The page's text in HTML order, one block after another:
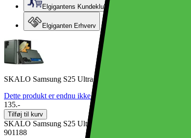
Elgigantens Kundeklub
Elgiganten Erhverv
SKALO Samsung S25 Ultra Armor Kortholder Cover - Grøn
Dette produkt er endnu ikke blevet bedømt.
135.-
Tilføj til kurv
SKALO Samsung S25 Ultra Armor Kortholder Cover - Grøn
901188